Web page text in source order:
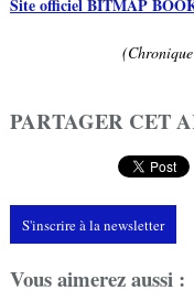
Site officiel BITMAP
PARTAGER CET
S'inscrire à la newsletter
Vous aimerez aussi :